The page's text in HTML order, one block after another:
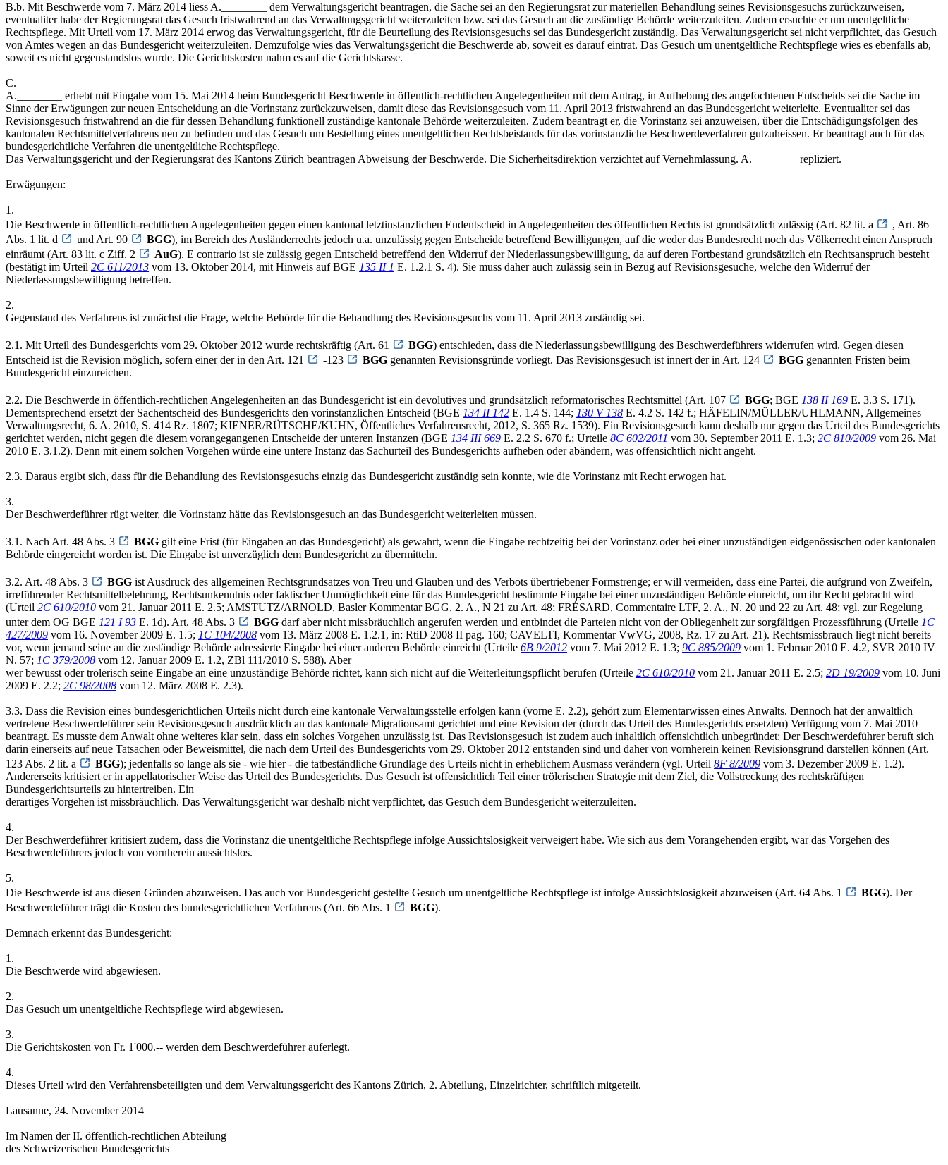
B.b. Mit Beschwerde vom 7. März 2014 liess A.________ dem Verwaltungsgericht beantragen, die Sache sei an den Regierungsrat zur materiellen Behandlung seines Revisionsgesuchs zurückzuweisen,
eventualiter habe der Regierungsrat das Gesuch fristwahrend an das Verwaltungsgericht weiterzuleiten bzw. sei das Gesuch an die zuständige Behörde weiterzuleiten. Zudem ersuchte er um unentgeltliche
Rechtspflege. Mit Urteil vom 17. März 2014 erwog das Verwaltungsgericht, für die Beurteilung des Revisionsgesuchs sei das Bundesgericht zuständig. Das Verwaltungsgericht sei nicht verpflichtet, das Gesuch
von Amtes wegen an das Bundesgericht weiterzuleiten. Demzufolge wies das Verwaltungsgericht die Beschwerde ab, soweit es darauf eintrat. Das Gesuch um unentgeltliche Rechtspflege wies es ebenfalls ab,
soweit es nicht gegenstandslos wurde. Die Gerichtskosten nahm es auf die Gerichtskasse.
C.
A.________ erhebt mit Eingabe vom 15. Mai 2014 beim Bundesgericht Beschwerde in öffentlich-rechtlichen Angelegenheiten mit dem Antrag, in Aufhebung des angefochtenen Entscheids sei die Sache im
Sinne der Erwägungen zur neuen Entscheidung an die Vorinstanz zurückzuweisen, damit diese das Revisionsgesuch vom 11. April 2013 fristwahrend an das Bundesgericht weiterleite. Eventualiter sei das
Revisionsgesuch fristwahrend an die für dessen Behandlung funktionell zuständige kantonale Behörde weiterzuleiten. Zudem beantragt er, die Vorinstanz sei anzuweisen, über die Entschädigungsfolgen des
kantonalen Rechtsmittelverfahrens neu zu befinden und das Gesuch um Bestellung eines unentgeltlichen Rechtsbeistands für das vorinstanzliche Beschwerdeverfahren gutzuheissen. Er beantragt auch für das
bundesgerichtliche Verfahren die unentgeltliche Rechtspflege.
Das Verwaltungsgericht und der Regierungsrat des Kantons Zürich beantragen Abweisung der Beschwerde. Die Sicherheitsdirektion verzichtet auf Vernehmlassung. A.________ repliziert.
Erwägungen:
1.
Die Beschwerde in öffentlich-rechtlichen Angelegenheiten gegen einen kantonal letztinstanzlichen Endentscheid in Angelegenheiten des öffentlichen Rechts ist grundsätzlich zulässig (Art. 82 lit. a
, Art. 86
Abs. 1 lit. d
und Art. 90 BGG), im Bereich des Ausländerrechts jedoch u.a. unzulässig gegen Entscheide betreffend Bewilligungen, auf die weder das Bundesrecht noch das Völkerrecht einen Anspruch
einräumt (Art. 83 lit. c Ziff. 2
AuG). E contrario ist sie zulässig gegen Entscheid betreffend den Widerruf der Niederlassungsbewilligung, da auf deren Fortbestand grundsätzlich ein Rechtsanspruch besteht
(bestätigt im Urteil 2C 611/2013 vom 13. Oktober 2014, mit Hinweis auf BGE 135 II 1 E. 1.2.1 S. 4). Sie muss daher auch zulässig sein in Bezug auf Revisionsgesuche, welche den Widerruf der
Niederlassungsbewilligung betreffen.
2.
Gegenstand des Verfahrens ist zunächst die Frage, welche Behörde für die Behandlung des Revisionsgesuchs vom 11. April 2013 zuständig sei.
2.1. Mit Urteil des Bundesgerichts vom 29. Oktober 2012 wurde rechtskräftig (Art. 61 BGG) entschieden, dass die Niederlassungsbewilligung des Beschwerdeführers widerrufen wird. Gegen diesen
Entscheid ist die Revision möglich, sofern einer der in den Art. 121
-123 BGG genannten Revisionsgründe vorliegt. Das Revisionsgesuch ist innert der in Art. 124 BGG genannten Fristen beim
Bundesgericht einzureichen.
2.2. Die Beschwerde in öffentlich-rechtlichen Angelegenheiten an das Bundesgericht ist ein devolutives und grundsätzlich reformatorisches Rechtsmittel (Art. 107 BGG; BGE 138 II 169 E. 3.3 S. 171).
Dementsprechend ersetzt der Sachentscheid des Bundesgerichts den vorinstanzlichen Entscheid (BGE 134 II 142 E. 1.4 S. 144; 130 V 138 E. 4.2 S. 142 f.; HÄFELIN/MÜLLER/UHLMANN, Allgemeines
Verwaltungsrecht, 6. A. 2010, S. 414 Rz. 1807; KIENER/RÜTSCHE/KUHN, Öffentliches Verfahrensrecht, 2012, S. 365 Rz. 1539). Ein Revisionsgesuch kann deshalb nur gegen das Urteil des Bundesgerichts
gerichtet werden, nicht gegen die diesem vorangegangenen Entscheide der unteren Instanzen (BGE 134 III 669 E. 2.2 S. 670 f.; Urteile 8C 602/2011 vom 30. September 2011 E. 1.3; 2C 810/2009 vom 26. Mai
2010 E. 3.1.2). Denn mit einem solchen Vorgehen würde eine untere Instanz das Sachurteil des Bundesgerichts aufheben oder abändern, was offensichtlich nicht angeht.
2.3. Daraus ergibt sich, dass für die Behandlung des Revisionsgesuchs einzig das Bundesgericht zuständig sein konnte, wie die Vorinstanz mit Recht erwogen hat.
3.
Der Beschwerdeführer rügt weiter, die Vorinstanz hätte das Revisionsgesuch an das Bundesgericht weiterleiten müssen.
3.1. Nach Art. 48 Abs. 3 BGG gilt eine Frist (für Eingaben an das Bundesgericht) als gewahrt, wenn die Eingabe rechtzeitig bei der Vorinstanz oder bei einer unzuständigen eidgenössischen oder kantonalen
Behörde eingereicht worden ist. Die Eingabe ist unverzüglich dem Bundesgericht zu übermitteln.
3.2. Art. 48 Abs. 3 BGG ist Ausdruck des allgemeinen Rechtsgrundsatzes von Treu und Glauben und des Verbots übertriebener Formstrenge; er will vermeiden, dass eine Partei, die aufgrund von Zweifeln,
irreführender Rechtsmittelbelehrung, Rechtsunkenntnis oder faktischer Unmöglichkeit eine für das Bundesgericht bestimmte Eingabe bei einer unzuständigen Behörde einreicht, um ihr Recht gebracht wird
(Urteil 2C 610/2010 vom 21. Januar 2011 E. 2.5; AMSTUTZ/ARNOLD, Basler Kommentar BGG, 2. A., N 21 zu Art. 48; FRÉSARD, Commentaire LTF, 2. A., N. 20 und 22 zu Art. 48; vgl. zur Regelung
unter dem OG BGE 121 I 93 E. 1d). Art. 48 Abs. 3 BGG darf aber nicht missbräuchlich angerufen werden und entbindet die Parteien nicht von der Obliegenheit zur sorgfältigen Prozessführung (Urteile 1C
427/2009 vom 16. November 2009 E. 1.5; 1C 104/2008 vom 13. März 2008 E. 1.2.1, in: RtiD 2008 II pag. 160; CAVELTI, Kommentar VwVG, 2008, Rz. 17 zu Art. 21). Rechtsmissbrauch liegt nicht bereits
vor, wenn jemand seine an die zuständige Behörde adressierte Eingabe bei einer anderen Behörde einreicht (Urteile 6B 9/2012 vom 7. Mai 2012 E. 1.3; 9C 885/2009 vom 1. Februar 2010 E. 4.2, SVR 2010 IV
N. 57; 1C 379/2008 vom 12. Januar 2009 E. 1.2, ZBl 111/2010 S. 588). Aber
wer bewusst oder trölerisch seine Eingabe an eine unzuständige Behörde richtet, kann sich nicht auf die Weiterleitungspflicht berufen (Urteile 2C 610/2010 vom 21. Januar 2011 E. 2.5; 2D 19/2009 vom 10. Juni
2009 E. 2.2; 2C 98/2008 vom 12. März 2008 E. 2.3).
3.3. Dass die Revision eines bundesgerichtlichen Urteils nicht durch eine kantonale Verwaltungsstelle erfolgen kann (vorne E. 2.2), gehört zum Elementarwissen eines Anwalts. Dennoch hat der anwaltlich
vertretene Beschwerdeführer sein Revisionsgesuch ausdrücklich an das kantonale Migrationsamt gerichtet und eine Revision der (durch das Urteil des Bundesgerichts ersetzten) Verfügung vom 7. Mai 2010
beantragt. Es musste dem Anwalt ohne weiteres klar sein, dass ein solches Vorgehen unzulässig ist. Das Revisionsgesuch ist zudem auch inhaltlich offensichtlich unbegründet: Der Beschwerdeführer beruft sich
darin einerseits auf neue Tatsachen oder Beweismittel, die nach dem Urteil des Bundesgerichts vom 29. Oktober 2012 entstanden sind und daher von vornherein keinen Revisionsgrund darstellen können (Art.
123 Abs. 2 lit. a
BGG); jedenfalls so lange als sie - wie hier - die tatbeständliche Grundlage des Urteils nicht in erheblichem Ausmass verändern (vgl. Urteil 8F 8/2009 vom 3. Dezember 2009 E. 1.2).
Andererseits kritisiert er in appellatorischer Weise das Urteil des Bundesgerichts. Das Gesuch ist offensichtlich Teil einer trölerischen Strategie mit dem Ziel, die Vollstreckung des rechtskräftigen
Bundesgerichtsurteils zu hintertreiben. Ein
derartiges Vorgehen ist missbräuchlich. Das Verwaltungsgericht war deshalb nicht verpflichtet, das Gesuch dem Bundesgericht weiterzuleiten.
4.
Der Beschwerdeführer kritisiert zudem, dass die Vorinstanz die unentgeltliche Rechtspflege infolge Aussichtslosigkeit verweigert habe. Wie sich aus dem Vorangehenden ergibt, war das Vorgehen des
Beschwerdeführers jedoch von vornherein aussichtslos.
5.
Die Beschwerde ist aus diesen Gründen abzuweisen. Das auch vor Bundesgericht gestellte Gesuch um unentgeltliche Rechtspflege ist infolge Aussichtslosigkeit abzuweisen (Art. 64 Abs. 1
BGG). Der
Beschwerdeführer trägt die Kosten des bundesgerichtlichen Verfahrens (Art. 66 Abs. 1
BGG).
Demnach erkennt das Bundesgericht:
1.
Die Beschwerde wird abgewiesen.
2.
Das Gesuch um unentgeltliche Rechtspflege wird abgewiesen.
3.
Die Gerichtskosten von Fr. 1'000.-- werden dem Beschwerdeführer auferlegt.
4.
Dieses Urteil wird den Verfahrensbeteiligten und dem Verwaltungsgericht des Kantons Zürich, 2. Abteilung, Einzelrichter, schriftlich mitgeteilt.
Lausanne, 24. November 2014
Im Namen der II. öffentlich-rechtlichen Abteilung
des Schweizerischen Bundesgerichts